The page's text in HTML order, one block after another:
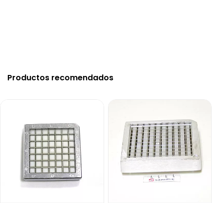
Productos recomendados